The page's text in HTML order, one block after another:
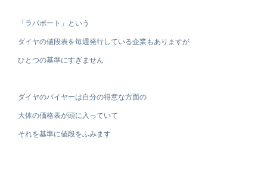
「ラパポート」という
ダイヤの値段表を毎週発行している企業もありますが
ひとつの基準にすぎません
ダイヤのバイヤーは自分の得意な方面の
大体の価格表が頭に入っていて
それを基準に値段をふみます